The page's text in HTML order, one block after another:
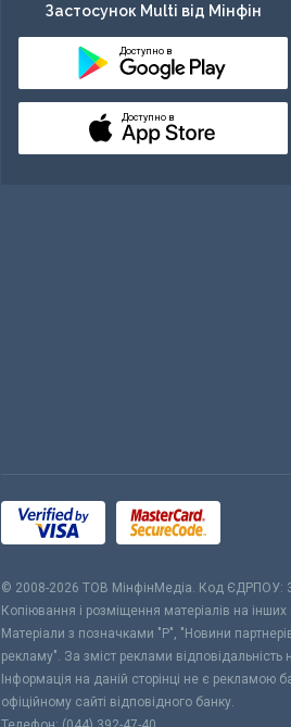
Застосунок Multi від Мінфін
Доступно в
Доступно в
© 2008-2026 ТОВ МiнфiнМедiа. Код ЄДРПОУ:
Копіювання і розміщення матеріалів на
Матеріали з позначками "Р", "Новини
рекламу". За зміст реклами
Інформація на даній сторінці не є рекламою
офіційному сайті відповідного банку.